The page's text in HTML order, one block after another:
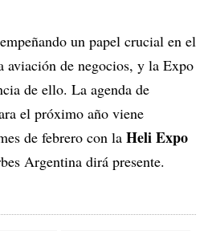
un papel crucial en el
aviación de negocios, y la Expo
de ello. La agenda de
el próximo año viene
de febrero con la Heli Expo
Argentina dirá presente.